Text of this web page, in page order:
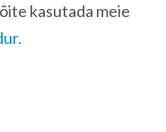
kasutada meie